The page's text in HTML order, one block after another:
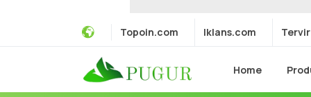
Topoin.com Iklans.com
Home